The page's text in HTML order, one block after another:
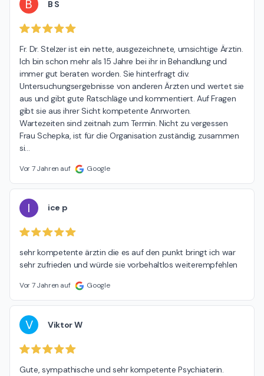
B B S
Fr. Dr. Stelzer ist ein nette, ausgezeichnete, umsichtige Ärztin.
Ich bin schon mehr als 15 Jahre bei ihr in Behandlung und
immer gut beraten worden. Sie hinterfragt div.
Untersuchungsergebnisse von anderen Ärzten und wertet sie
aus und gibt gute Ratschläge und kommentiert. Auf Fragen
gibt sie aus ihrer Sicht kompetente Anrworten.
Wartezeiten sind zeitnah zum Termin. Nicht zu vergessen
Frau Schepka, ist für die Organisation zuständig, zusammen
si…
Vor 7 Jahren auf Google
I ice p
sehr kompetente ärztin die es auf den punkt bringt ich war
sehr zufrieden und würde sie vorbehaltlos weiterempfehlen
Vor 7 Jahren auf Google
V Viktor W
Gute, sympathische und sehr kompetente Psychiaterin.